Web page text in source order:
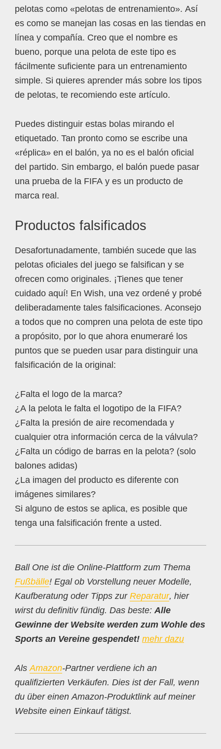
pelotas como «pelotas de entrenamiento». Así
es como se manejan las cosas en las tiendas en
línea y compañía. Creo que el nombre es
bueno, porque una pelota de este tipo es
fácilmente suficiente para un entrenamiento
simple. Si quieres aprender más sobre los tipos
de pelotas, te recomiendo este artículo.
Puedes distinguir estas bolas mirando el
etiquetado. Tan pronto como se escribe una
«réplica» en el balón, ya no es el balón oficial
del partido. Sin embargo, el balón puede pasar
una prueba de la FIFA y es un producto de
marca real.
Productos falsificados
Desafortunadamente, también sucede que las
pelotas oficiales del juego se falsifican y se
ofrecen como originales. ¡Tienes que tener
cuidado aquí! En Wish, una vez ordené y probé
deliberadamente tales falsificaciones. Aconsejo
a todos que no compren una pelota de este tipo
a propósito, por lo que ahora enumeraré los
puntos que se pueden usar para distinguir una
falsificación de la original:
¿Falta el logo de la marca?
¿A la pelota le falta el logotipo de la FIFA?
¿Falta la presión de aire recomendada y
cualquier otra información cerca de la válvula?
¿Falta un código de barras en la pelota? (solo
balones adidas)
¿La imagen del producto es diferente con
imágenes similares?
Si alguno de estos se aplica, es posible que
tenga una falsificación frente a usted.
Ball One ist die Online-Plattform zum Thema
Fußbälle! Egal ob Vorstellung neuer Modelle,
Kaufberatung oder Tipps zur Reparatur, hier
wirst du definitiv fündig. Das beste: Alle
Gewinne der Website werden zum Wohle des
Sports an Vereine gespendet! mehr dazu
AlsAmazon-Partner verdiene ich an
qualifizierten Verkäufen. Dies ist der Fall, wenn
du über einen Amazon-Produktlink auf meiner
Website einen Einkauf tätigst.